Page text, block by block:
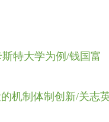
特大学为例/钱国富
机制体制创新/关志